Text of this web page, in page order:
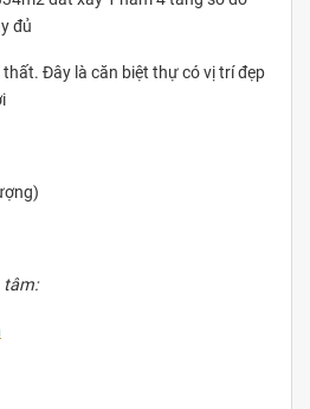
đủ
Đây là căn biệt thự có vị trí đẹp
tâm: